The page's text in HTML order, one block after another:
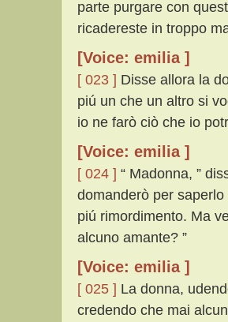
parte purgare con
ricadereste in troppo
[Voice: emilia ]
[ 023 ] Disse allora la
piú un che un altro si
io ne farò ciò che io
[Voice: emilia ]
[ 024 ] “ Madonna, ”
domanderò per
piú rimordimento. Ma
alcuno amante? ”
[Voice: emilia ]
[ 025 ] La donna,
credendo che mai